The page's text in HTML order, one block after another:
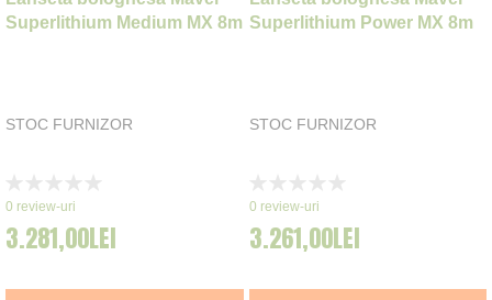
Superlithium Medium MX 8m
STOC FURNIZOR
0%
0 review-uri
3.281,00LEI
Superlithium Power MX 8m
STOC FURNIZOR
0%
0 review-uri
3.261,00LEI